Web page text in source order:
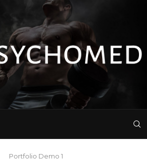
Portfolio Demo 1